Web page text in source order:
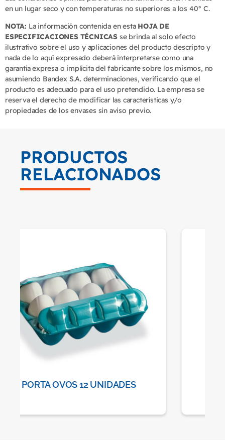
en un lugar seco y con temperaturas no superiores a los 40° C.
NOTA: La información contenida en esta HOJA DE
ESPECIFICACIONES TÉCNICAS se brinda al solo efecto
ilustrativo sobre el uso y aplicaciones del producto descripto y
nada de lo aquí expresado deberá interpretarse como una
garantía expresa o implícita del fabricante sobre los mismos, no
asumiendo Bandex S.A. determinaciones, verificando que el
producto es adecuado para el uso pretendido. La empresa se
reserva el derecho de modificar las características y/o
propiedades de los envases sin aviso previo.
PRODUCTOS
RELACIONADOS
PORTA OVOS 6 UNIDADES